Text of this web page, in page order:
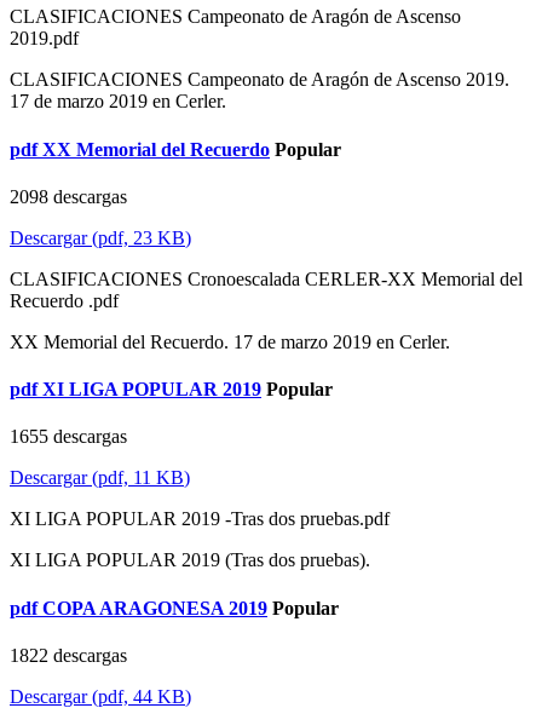
CLASIFICACIONES Campeonato de Aragón de Ascenso
2019.pdf
CLASIFICACIONES Campeonato de Aragón de Ascenso 2019.
17 de marzo 2019 en Cerler.
pdf XX Memorial del Recuerdo Popular
2098 descargas
Descargar(pdf, 23 KB)
CLASIFICACIONES Cronoescalada CERLER-XX Memorial del
Recuerdo .pdf
XX Memorial del Recuerdo. 17 de marzo 2019 en Cerler.
pdf XI LIGA POPULAR 2019 Popular
1655 descargas
Descargar(pdf, 11 KB)
XI LIGA POPULAR 2019 -Tras dos pruebas.pdf
XI LIGA POPULAR 2019 (Tras dos pruebas).
pdf COPA ARAGONESA 2019 Popular
1822 descargas
Descargar(pdf, 44 KB)